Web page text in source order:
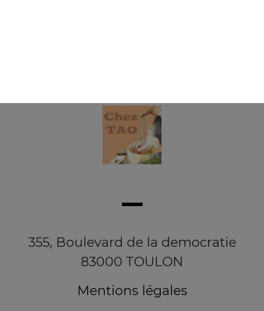
355, Boulevard de la democratie
83000 TOULON
Mentions légales